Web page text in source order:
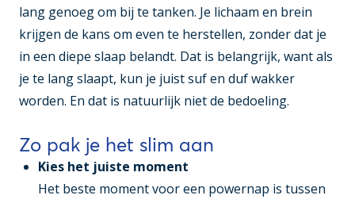
lang genoeg om bij te tanken. Je lichaam en brein
krijgen de kans om even te herstellen, zonder dat je
in een diepe slaap belandt. Dat is belangrijk, want als
je te lang slaapt, kun je juist suf en duf wakker
worden. En dat is natuurlijk niet de bedoeling.
Zo pak je het slim aan
Kies het juiste moment
Het beste moment voor een powernap is tussen